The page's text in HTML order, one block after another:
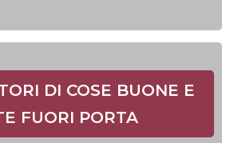
DI COSE BUONE E
FUORI PORTA